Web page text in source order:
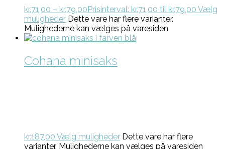
kr.71,00 – kr.79,00Prisinterval: kr.71,00 til kr.79,00 Vælg
muligheder Dette vare har flere varianter.
Mulighederne kan vælges på varesiden
Cohana minisaks
kr.187,00 Vælg muligheder Dette vare har flere
varianter. Mulighederne kan vælges på varesiden